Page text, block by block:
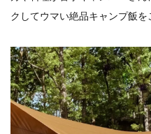
クしてウマい絶品キャンプ飯を
アレンジレシピ
セカ
冷凍食品ジャーナリスト山
冷凍から揚げ
冷凍や
冷凍弁当
冷凍焼売
冷凍食品ライフハック